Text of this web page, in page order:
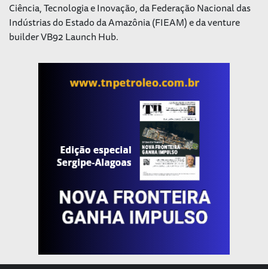
Ciência, Tecnologia e Inovação, da Federação Nacional das
Indústrias do Estado da Amazônia (FIEAM) e da venture
builder VB92 Launch Hub.